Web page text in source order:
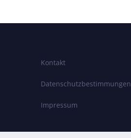
Kontakt
Datenschutzbestimmungen
Impressum